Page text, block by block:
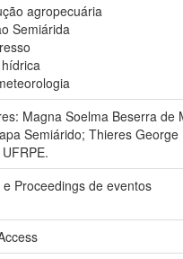
agropecuária
Semiárida
Magna Soelma Beserra de
Semiárido; Thieres George
e Proceedings de eventos